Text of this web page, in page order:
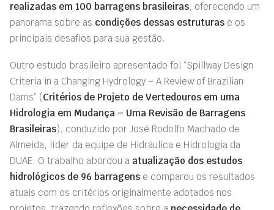
realizadas em 100 barragens brasileiras, oferecendo um
panorama sobre as condições dessas estruturas e os
principais desafios para sua gestão.
Outro estudo brasileiro apresentado foi “Spillway Design
Criteria in a Changing Hydrology – A Review of Brazilian
Dams” (Critérios de Projeto de Vertedouros em uma
Hidrologia em Mudança – Uma Revisão de Barragens
Brasileiras), conduzido por José Rodolfo Machado de
Almeida, líder da equipe de Hidráulica e Hidrologia da
DUAE. O trabalho abordou a atualização dos estudos
hidrológicos de 96 barragens e comparou os resultados
atuais com os critérios originalmente adotados nos